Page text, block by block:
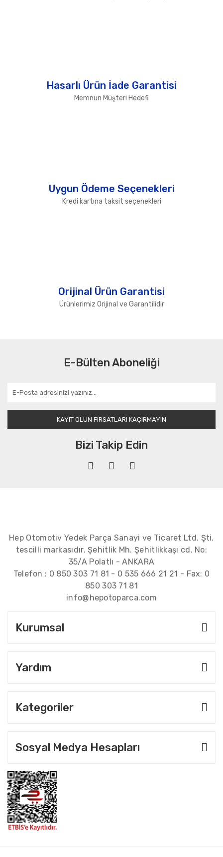
Hasarlı Ürün İade Garantisi
Memnun Müşteri Hedefi
Uygun Ödeme Seçenekleri
Kredi kartına taksit seçenekleri
Orijinal Ürün Garantisi
Ürünlerimiz Orijinal ve Garantilidir
E-Bülten Aboneliği
KAYIT OLUN FIRSATLARI KAÇIRMAYIN
Bizi Takip Edin
Hep Otomotiv Yedek Parça Sanayi ve Ticaret Ltd. Şti.
tescilli markasıdır. Şehitlik Mh. Şehitlikkaşı cd. No:
35/A Polatlı - ANKARA
Telefon : 0 850 303 71 81 - 0 535 666 21 21 - Fax: 0
850 303 71 81
info@hepotoparca.com
Kurumsal
Yardım
Kategoriler
Sosyal Medya Hesapları